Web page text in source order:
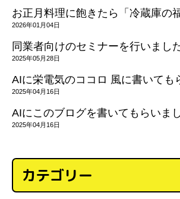
お正月料理に飽きたら「冷蔵庫の
2026年01月04日
同業者向けのセミナーを行いまし
2025年05月28日
AIに栄電気のココロ 風に書いても
2025年04月16日
AIにこのブログを書いてもらいまし
2025年04月16日
カテゴリー